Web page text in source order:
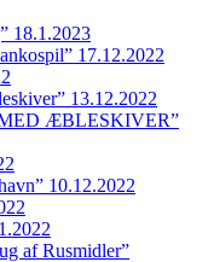
18.1.2023
17.12.2022
13.12.2022
ÆBLESKIVER”
10.12.2022
af Rusmidler”